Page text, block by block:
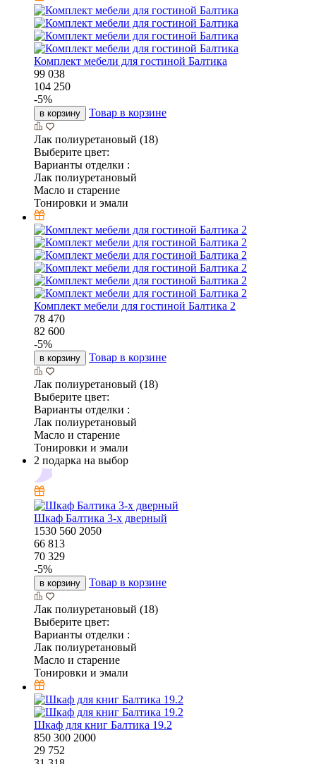
Комплект мебели для гостиной Балтика
99 038
104 250
-5%
в корзину Товар в корзине
Лак полиуретановый (18)
Выберите цвет:
Варианты отделки :
Лак полиуретановый
Масло и старение
Тонировки и эмали
Комплект мебели для гостиной Балтика 2
78 470
82 600
-5%
в корзину Товар в корзине
Лак полиуретановый (18)
Выберите цвет:
Варианты отделки :
Лак полиуретановый
Масло и старение
Тонировки и эмали
2 подарка на выбор
Шкаф Балтика 3-х дверный
1530 560 2050
66 813
70 329
-5%
в корзину Товар в корзине
Лак полиуретановый (18)
Выберите цвет:
Варианты отделки :
Лак полиуретановый
Масло и старение
Тонировки и эмали
Шкаф для книг Балтика 19.2
850 300 2000
29 752